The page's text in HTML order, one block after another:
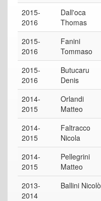
2015-
2016
Dall'oca
Thomas
2015-
2016
Fanini
Tommaso
2015-
2016
Butucaru
Denis
2014-
2015
Orlandi
Matteo
2014-
2015
Faltracco
Nicola
2014-
2015
Pellegrini
Matteo
2013-
2014
Ballini Nicolò